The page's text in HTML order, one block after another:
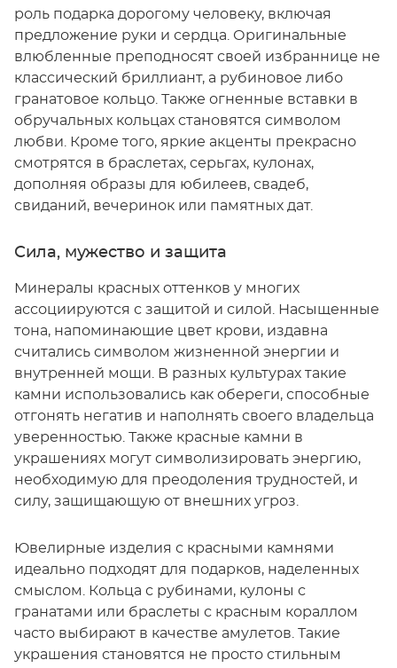
роль подарка дорогому человеку, включая
предложение руки и сердца. Оригинальные
влюбленные преподносят своей избраннице не
классический бриллиант, а рубиновое либо
гранатовое кольцо. Также огненные вставки в
обручальных кольцах становятся символом
любви. Кроме того, яркие акценты прекрасно
смотрятся в браслетах, серьгах, кулонах,
дополняя образы для юбилеев, свадеб,
свиданий, вечеринок или памятных дат.
Сила, мужество и защита
Минералы красных оттенков у многих
ассоциируются с защитой и силой. Насыщенные
тона, напоминающие цвет крови, издавна
считались символом жизненной энергии и
внутренней мощи. В разных культурах такие
камни использовались как обереги, способные
отгонять негатив и наполнять своего владельца
уверенностью. Также красные камни в
украшениях могут символизировать энергию,
необходимую для преодоления трудностей, и
силу, защищающую от внешних угроз.
Ювелирные изделия с красными камнями
идеально подходят для подарков, наделенных
смыслом. Кольца с рубинами, кулоны с
гранатами или браслеты с красным кораллом
часто выбирают в качестве амулетов. Такие
украшения становятся не просто стильным